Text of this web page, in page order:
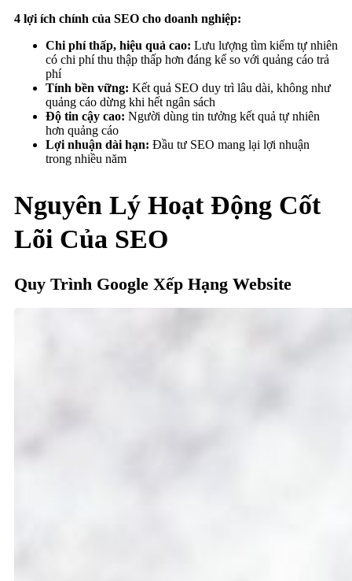
4 lợi ích chính của SEO cho doanh nghiệp:
Chi phí thấp, hiệu quả cao: Lưu lượng tìm kiếm tự nhiên
có chi phí thu thập thấp hơn đáng kể so với quảng cáo trả
phí
Tính bền vững: Kết quả SEO duy trì lâu dài, không như
quảng cáo dừng khi hết ngân sách
Độ tin cậy cao: Người dùng tin tưởng kết quả tự nhiên
hơn quảng cáo
Lợi nhuận dài hạn: Đầu tư SEO mang lại lợi nhuận
trong nhiều năm
Nguyên Lý Hoạt Động Cốt
Lõi Của SEO
Quy Trình Google Xếp Hạng Website